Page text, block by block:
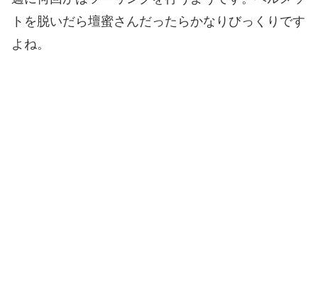
トを脱いだら壇蜜さんだったらかなりびっくりです
よね。